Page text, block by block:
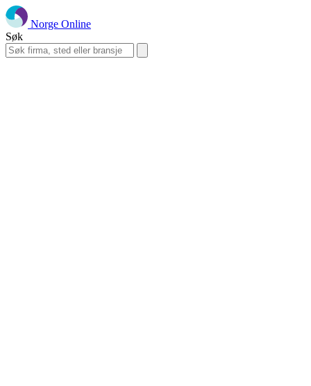
Norge Online
Søk